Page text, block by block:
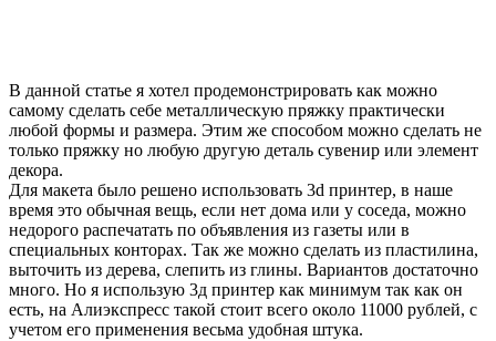
В данной статье я хотел продемонстрировать как можно
самому сделать себе металлическую пряжку практически
любой формы и размера. Этим же способом можно сделать не
только пряжку но любую другую деталь сувенир или элемент
декора.
Для макета было решено использовать 3d принтер, в наше
время это обычная вещь, если нет дома или у соседа, можно
недорого распечатать по объявления из газеты или в
специальных конторах. Так же можно сделать из пластилина,
выточить из дерева, слепить из глины. Вариантов достаточно
много. Но я использую 3д принтер как минимум так как он
есть, на Алиэкспресс такой стоит всего около 11000 рублей, с
учетом его применения весьма удобная штука.